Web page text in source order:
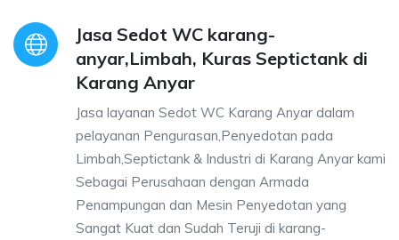
Jasa Sedot WC karang-
anyar,Limbah, Kuras Septictank di
Karang Anyar
Jasa layanan Sedot WC Karang Anyar dalam
pelayanan Pengurasan,Penyedotan pada
Limbah,Septictank & Industri di Karang Anyar kami
Sebagai Perusahaan dengan Armada
Penampungan dan Mesin Penyedotan yang
Sangat Kuat dan Sudah Teruji di karang-